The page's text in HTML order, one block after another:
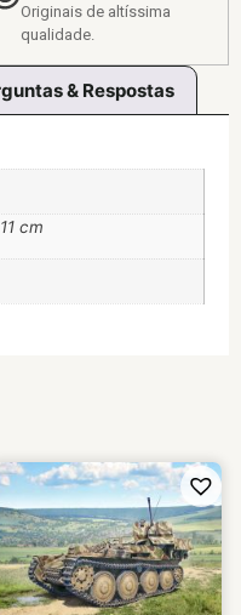
Originais de altíssima
qualidade.
& Respostas
cm